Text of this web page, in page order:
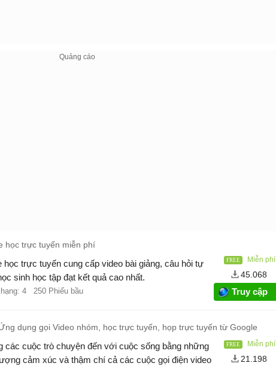
học trực tuyến miễn phí
học trực tuyến cung cấp video bài giảng, câu hỏi tự
sinh học tập đạt kết quả cao nhất.
4 250 Phiếu bầu
Miễn phí
45.068
Truy cập
dụng gọi Video nhóm, học trực tuyến, họp trực tuyến từ Google
các cuộc trò chuyện đến với cuộc sống bằng những
cảm xúc và thậm chí cả các cuộc gọi điện video
Miễn phí
21.198